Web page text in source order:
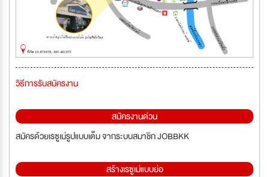
วิธีการรับสมัครงาน
สมัครงานด่วน
สมัครด้วยเรซูเม่รูปแบบเต็ม จากระบบสมาชิก JOBBKK
สร้างเรซูเม่แบบย่อ